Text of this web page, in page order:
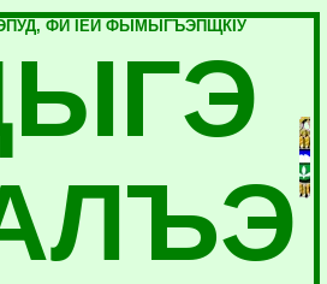
ФИ IЕЙ ФЫМЫГЪЭПЩКIУ